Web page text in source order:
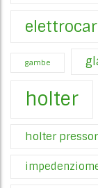
gambe
holter
holter